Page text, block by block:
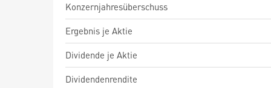
Konzernjahresüberschuss
Ergebnis je Aktie
Dividende je Aktie
Dividendenrendite